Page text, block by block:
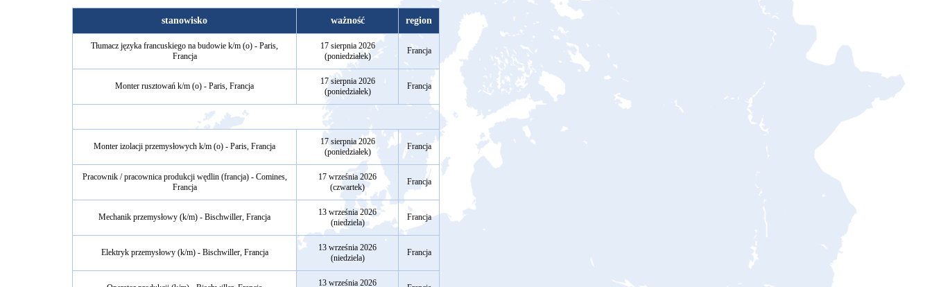
stanowisko ważność region
Tłumacz języka francuskiego na budowie k/m (o) - Paris,
Francja
17 sierpnia 2026
(poniedziałek)
Francja
Monter rusztowań k/m (o) - Paris, Francja
17 sierpnia 2026
(poniedziałek)
Francja
Monter izolacji przemysłowych k/m (o) - Paris, Francja
17 sierpnia 2026
(poniedziałek)
Francja
Pracownik / pracownica produkcji wędlin (francja) - Comines,
Francja
17 września 2026
(czwartek)
Francja
Mechanik przemysłowy (k/m) - Bischwiller, Francja
13 września 2026
(niedziela)
Francja
Elektryk przemysłowy (k/m) - Bischwiller, Francja
13 września 2026
(niedziela)
Francja
13 września 2026